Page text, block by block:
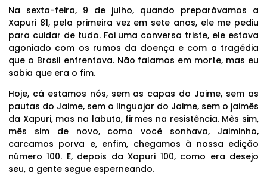
Na sexta-feira, 9 de julho, quando preparávamos a
Xapuri 81, pela primeira vez em sete anos, ele me pediu
para cuidar de tudo. Foi uma conversa triste, ele estava
agoniado com os rumos da doença e com a tragédia
que o Brasil enfrentava. Não falamos em morte, mas eu
sabia que era o fim.
Hoje, cá estamos nós, sem as capas do Jaime, sem as
pautas do Jaime, sem o linguajar do Jaime, sem o jaimês
da Xapuri, mas na labuta, firmes na resistência. Mês sim,
mês sim de novo, como você sonhava, Jaiminho,
carcamos porva e, enfim, chegamos à nossa edição
número 100. E, depois da Xapuri 100, como era desejo
seu, a gente segue esperneando.